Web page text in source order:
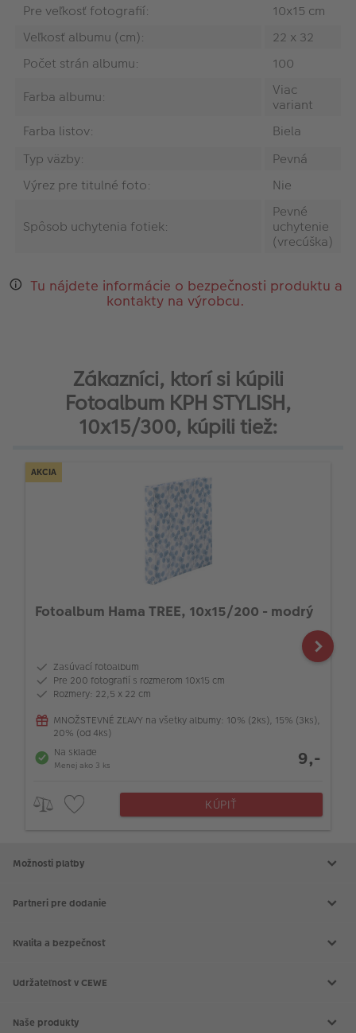
Pre veľkosť fotografií:
10x15 cm
Veľkosť albumu (cm):
22 x 32
Počet strán albumu:
100
Farba albumu:
Viac
variant
Farba listov:
Biela
Typ väzby:
Pevná
Výrez pre titulné foto:
Nie
Spôsob uchytenia fotiek:
Pevné
uchytenie
(vrecúška)
Tu nájdete informácie o bezpečnosti produktu a
kontakty na výrobcu.
Zákazníci, ktorí si kúpili
Fotoalbum KPH STYLISH,
10x15/300, kúpili tiež:
AKCIA
Fotoalbum Hama TREE, 10x15/200 - modrý
Zasúvací fotoalbum
Pre 200 fotografií s rozmerom 10x15 cm
Rozmery: 22,5 x 22 cm
MNOŽSTEVNÉ ZĽAVY na všetky albumy: 10% (2ks), 15% (3ks),
20% (od 4ks)
Na sklade
Menej ako 3 ks 9,-
KÚPIŤ
Možnosti platby
Partneri pre dodanie
Kvalita a bezpečnosť
Udržateľnosť v CEWE
Naše produkty